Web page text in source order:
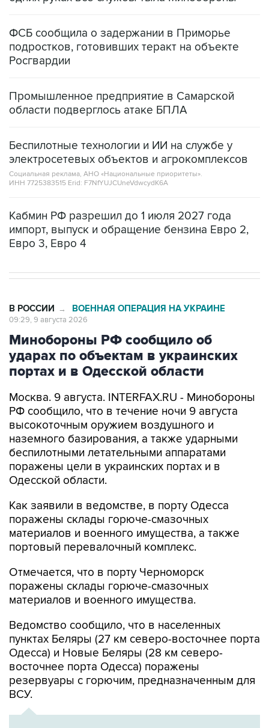
ФСБ сообщила о задержании в Приморье
подростков, готовивших теракт на объекте
Росгвардии
Промышленное предприятие в Самарской
области подверглось атаке БПЛА
Беспилотные технологии и ИИ на службе у
электросетевых объектов и агрокомплексов
Социальная реклама, АНО «Национальные приоритеты».
ИНН 7725383515 Erid: F7NfYUJCUneVdwcydK6A
Кабмин РФ разрешил до 1 июля 2027 года
импорт, выпуск и обращение бензина Евро 2,
Евро 3, Евро 4
В РОССИИ → ВОЕННАЯ ОПЕРАЦИЯ НА УКРАИНЕ
09:29, 9 августа 2026
Минобороны РФ сообщило об
ударах по объектам в украинских
портах и в Одесской области
Москва. 9 августа. INTERFAX.RU - Минобороны
РФ сообщило, что в течение ночи 9 августа
высокоточным оружием воздушного и
наземного базирования, а также ударными
беспилотными летательными аппаратами
поражены цели в украинских портах и в
Одесской области.
Как заявили в ведомстве, в порту Одесса
поражены склады горюче-смазочных
материалов и военного имущества, а также
портовый перевалочный комплекс.
Отмечается, что в порту Черноморск
поражены склады горюче-смазочных
материалов и военного имущества.
Ведомство сообщило, что в населенных
пунктах Беляры (27 км северо-восточнее порта
Одесса) и Новые Беляры (28 км северо-
восточнее порта Одесса) поражены
резервуары с горючим, предназначенным для
ВСУ.